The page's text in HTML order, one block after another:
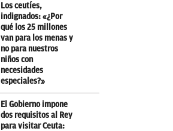
Los ceutíes,
indignados: «¿Por
qué los 25 millones
van para los menas y
no para nuestros
niños con
necesidades
especiales?»
El Gobierno impone
dos requisitos al Rey
para visitar Ceuta: